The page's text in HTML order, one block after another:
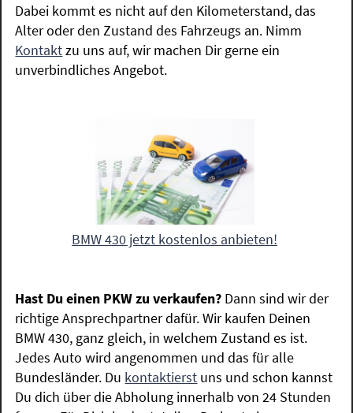
Dabei kommt es nicht auf den Kilometerstand, das
Alter oder den Zustand des Fahrzeugs an. Nimm
Kontaktzu uns auf, wir machen Dir gerne ein
unverbindliches Angebot.
BMW 430 jetzt kostenlos anbieten!
Hast Du einen PKW zu verkaufen? Dann sind wir der
richtige Ansprechpartner dafür. Wir kaufen Deinen
BMW 430, ganz gleich, in welchem Zustand es ist.
Jedes Auto wird angenommen und das für alle
Bundesländer. Du kontaktierst uns und schon kannst
Du dich über die Abholung innerhalb von 24 Stunden